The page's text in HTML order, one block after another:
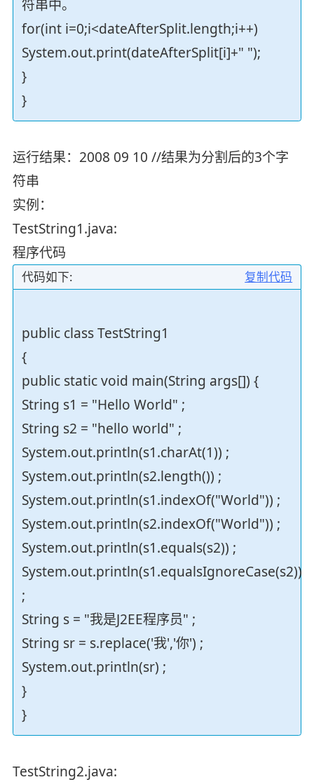
符串中。
for(int i=0;i<dateAfterSplit.length;i++)
System.out.print(dateAfterSplit[i]+" ");
}
}
运行结果：2008 09 10 //结果为分割后的3个字
符串
实例：
TestString1.java:
程序代码
复制代码
代码如下:
public class TestString1
{
public static void main(String args[]) {
String s1 = "Hello World" ;
String s2 = "hello world" ;
System.out.println(s1.charAt(1)) ;
System.out.println(s2.length()) ;
System.out.println(s1.indexOf("World")) ;
System.out.println(s2.indexOf("World")) ;
System.out.println(s1.equals(s2)) ;
System.out.println(s1.equalsIgnoreCase(s2))
;
String s = "我是J2EE程序员" ;
String sr = s.replace('我','你') ;
System.out.println(sr) ;
}
}
TestString2.java: